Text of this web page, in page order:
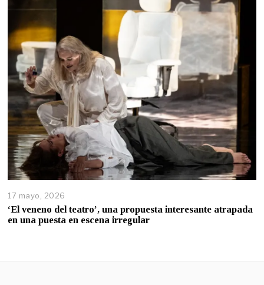
17 mayo, 2026
‘El veneno del teatro’, una propuesta interesante atrapada
en una puesta en escena irregular